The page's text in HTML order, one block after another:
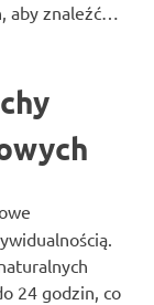
aby znaleźć…
24 godzin, co